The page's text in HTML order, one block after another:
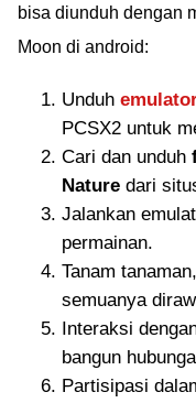
bisa diunduh dengan
Moon di android:
Unduh
PCSX2 untuk
Cari dan unduh
Nature dari
Jalankan
permainan.
Tanam
semuanya
Interaksi
bangun
Partisipasi